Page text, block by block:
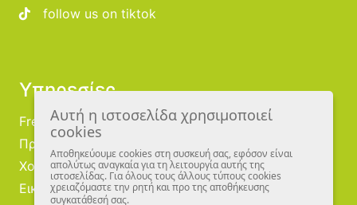
follow us on tiktok
Υπηρεσίες
Free Publishing
Προμηθευτές
Χονδρική
Εικονογράφοι
Αυτή η ιστοσελίδα χρησιμοποιεί
cookies
Αποθηκεύουμε cookies στη συσκευή σας, εφόσον είναι
απολύτως αναγκαία για τη λειτουργία αυτής της
ιστοσελίδας. Για όλους τους άλλους τύπους cookies
χρειαζόμαστε την ρητή και προ της αποθήκευσης
συγκατάθεσή σας.